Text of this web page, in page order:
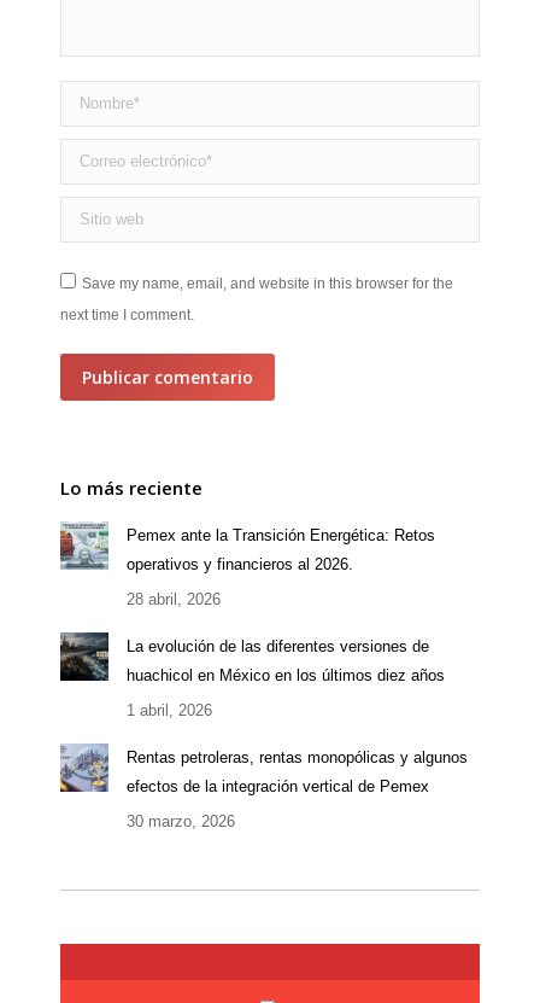
Nombre *
Correo electrónico *
Sitio web
Save my name, email, and website in this browser for the
next time I comment.
Publicar comentario
Lo más reciente
Pemex ante la Transición Energética: Retos
operativos y financieros al 2026.
28 abril, 2026
La evolución de las diferentes versiones de
huachicol en México en los últimos diez años
1 abril, 2026
Rentas petroleras, rentas monopólicas y algunos
efectos de la integración vertical de Pemex
30 marzo, 2026